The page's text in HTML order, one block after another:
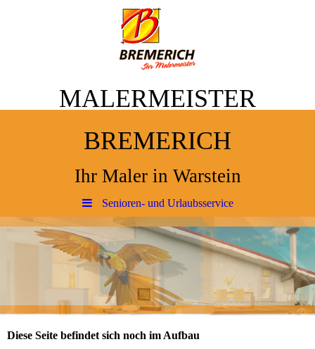
MALERMEISTER
BREMERICH
Ihr Maler in Warstein
Senioren- und Urlaubsservice
Diese Seite befindet sich noch im Aufbau